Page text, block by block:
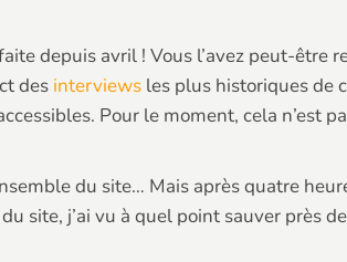
depuis avril ! Vous l’avez peut-être
des interviews les plus historiques de
Pour le moment, cela n’est
du site… Mais après quatre
site, j’ai vu à quel point sauver près